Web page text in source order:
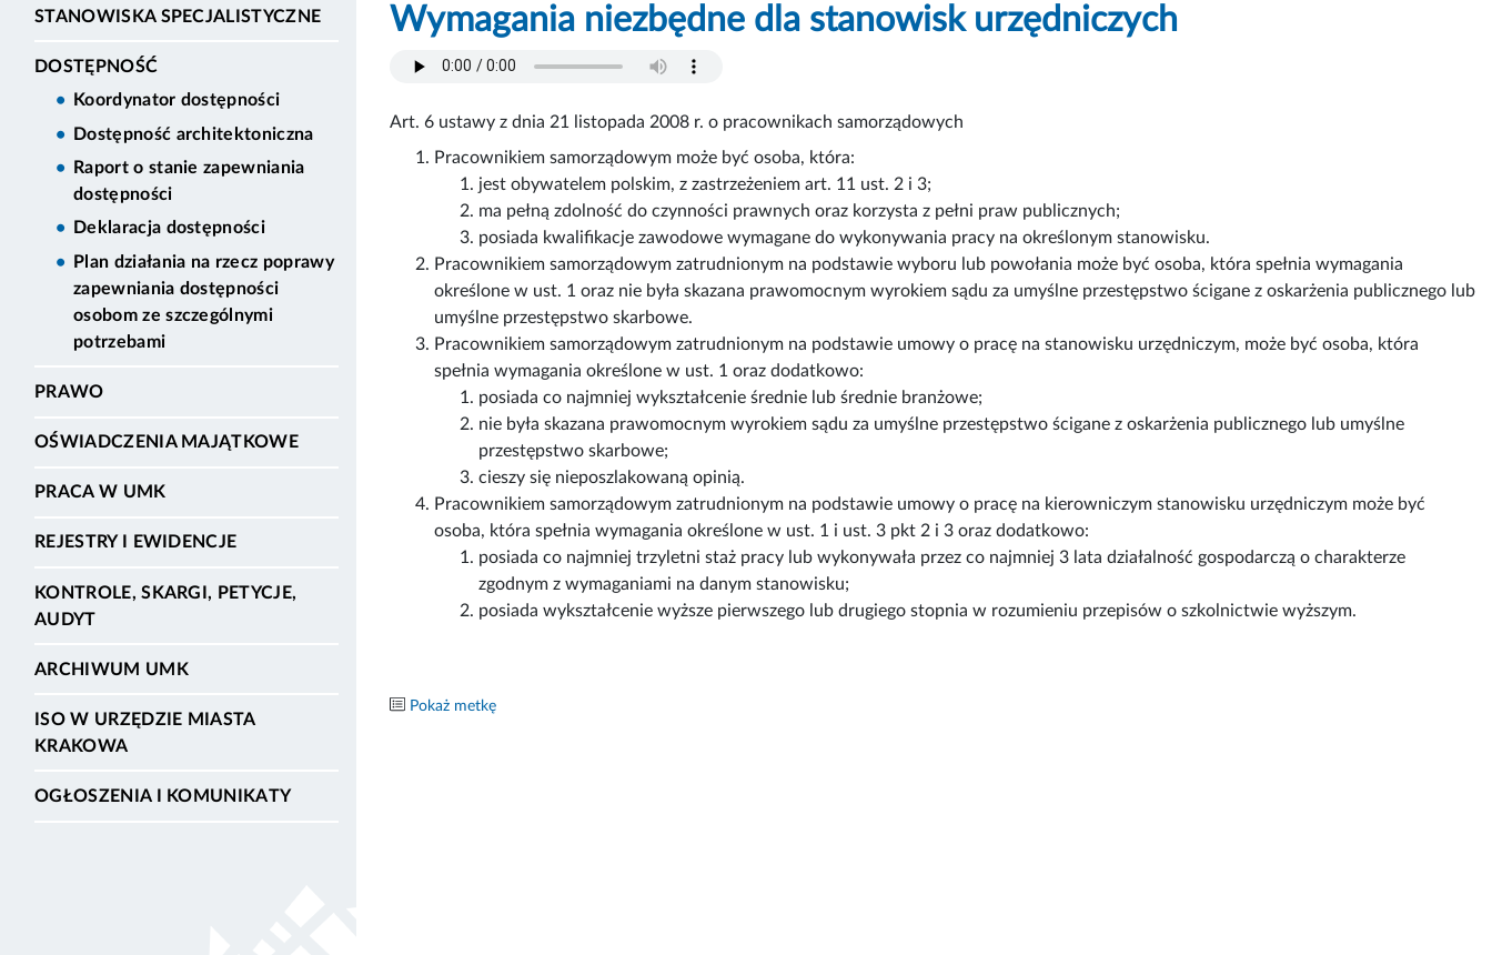
STANOWISKA SPECJALISTYCZNE
DOSTĘPNOŚĆ
Koordynator dostępności
Dostępność architektoniczna
Raport o stanie zapewniania
dostępności
Deklaracja dostępności
Plan działania na rzecz poprawy
zapewniania dostępności
osobom ze szczególnymi
potrzebami
PRAWO
OŚWIADCZENIA MAJĄTKOWE
PRACA W UMK
REJESTRY I EWIDENCJE
KONTROLE, SKARGI, PETYCJE,
AUDYT
ARCHIWUM UMK
ISO W URZĘDZIE MIASTA
KRAKOWA
OGŁOSZENIA I KOMUNIKATY
Wymagania niezbędne dla stanowisk urzędniczych
Art. 6 ustawy z dnia 21 listopada 2008 r. o pracownikach samorządowych
Pracownikiem samorządowym może być osoba, która:
jest obywatelem polskim, z zastrzeżeniem art. 11 ust. 2 i 3;
ma pełną zdolność do czynności prawnych oraz korzysta z pełni praw publicznych;
posiada kwalifikacje zawodowe wymagane do wykonywania pracy na określonym stanowisku.
Pracownikiem samorządowym zatrudnionym na podstawie wyboru lub powołania może być osoba, która spełnia wymagania
określone w ust. 1 oraz nie była skazana prawomocnym wyrokiem sądu za umyślne przestępstwo ścigane z oskarżenia publicznego lub
umyślne przestępstwo skarbowe.
Pracownikiem samorządowym zatrudnionym na podstawie umowy o pracę na stanowisku urzędniczym, może być osoba, która
spełnia wymagania określone w ust. 1 oraz dodatkowo:
posiada co najmniej wykształcenie średnie lub średnie branżowe;
nie była skazana prawomocnym wyrokiem sądu za umyślne przestępstwo ścigane z oskarżenia publicznego lub umyślne
przestępstwo skarbowe;
cieszy się nieposzlakowaną opinią.
Pracownikiem samorządowym zatrudnionym na podstawie umowy o pracę na kierowniczym stanowisku urzędniczym może być
osoba, która spełnia wymagania określone w ust. 1 i ust. 3 pkt 2 i 3 oraz dodatkowo:
posiada co najmniej trzyletni staż pracy lub wykonywała przez co najmniej 3 lata działalność gospodarczą o charakterze
zgodnym z wymaganiami na danym stanowisku;
posiada wykształcenie wyższe pierwszego lub drugiego stopnia w rozumieniu przepisów o szkolnictwie wyższym.
Pokaż metkę